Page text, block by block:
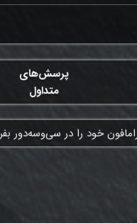
پرسش‌های
متداول
خود را در سی‌وسه‌دور